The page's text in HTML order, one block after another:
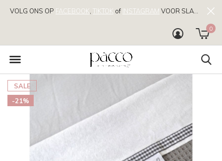
0
VOLG ONS OP FACEBOOK TIKTOK of INSTAGRAM VOOR SLAAPTIPS!
SALE
-21%